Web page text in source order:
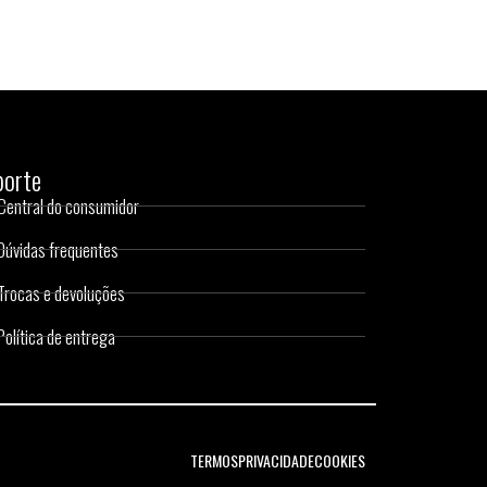
do consumidor
frequentes
e devoluções
de entrega
TERMOSPRIVACIDADECOOKIES